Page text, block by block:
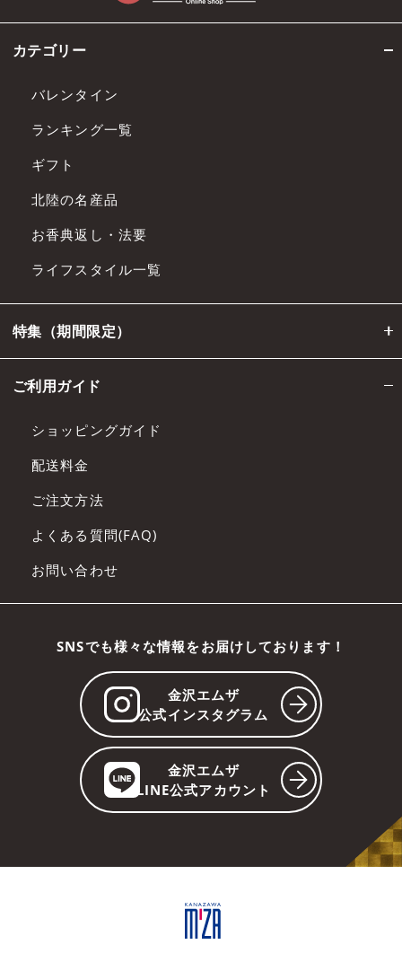
カテゴリー
バレンタイン
ランキング一覧
ギフト
北陸の名産品
お香典返し・法要
ライフスタイル一覧
特集（期間限定）
ご利用ガイド
ショッピングガイド
配送料金
ご注文方法
よくある質問(FAQ)
お問い合わせ
SNSでも様々な情報をお届けしております！
金沢エムザ
公式インスタグラム
金沢エムザ
LINE公式アカウント